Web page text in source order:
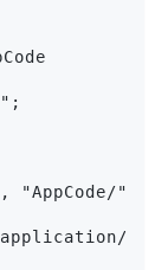
"AppCode/" +
x-